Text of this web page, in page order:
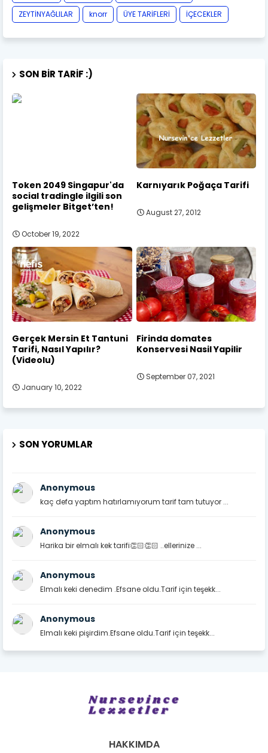
ZEYTİNYAĞLILAR
knorr ÜYE TARİFLERİ İÇECEKLER
SON BIR TARIF :)
Token 2049 Singapur'da
social tradingle ilgili son
gelişmeler Bitget’ten!
October 19, 2022
Karnıyarık Poğaça Tarifi
August 27, 2012
Gerçek Mersin Et Tantuni
Tarifi, Nasıl Yapılır?
(Videolu)
January 10, 2022
Firinda domates
Konservesi Nasil Yapilir
September 07, 2021
SON YORUMLAR
Anonymous
kaç defa yaptım hatırlamıyorum tarif tam tutuyor ...
Anonymous
Harika bir elmalı kek tarifi👏🏻👏🏻 ..ellerinize ...
Anonymous
Elmalı keki denedim .Efsane oldu.Tarif için teşekk...
Anonymous
Elmalı keki pişirdim.Efsane oldu.Tarif için teşekk...
HAKKIMDA